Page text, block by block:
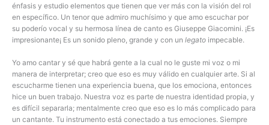
énfasis y estudio elementos que tienen que ver más con la visión del rol
en específico. Un tenor que admiro muchísimo y que amo escuchar por
su poderío vocal y su hermosa línea de canto es Giuseppe Giacomini. ¡Es
impresionante¡ Es un sonido pleno, grande y con un legato impecable.
Yo amo cantar y sé que habrá gente a la cual no le guste mi voz o mi
manera de interpretar; creo que eso es muy válido en cualquier arte. Si al
escucharme tienen una experiencia buena, que los emociona, entonces
hice un buen trabajo. Nuestra voz es parte de nuestra identidad propia, y
es difícil separarla; mentalmente creo que eso es lo más complicado para
un cantante. Tu instrumento está conectado a tus emociones. Siempre